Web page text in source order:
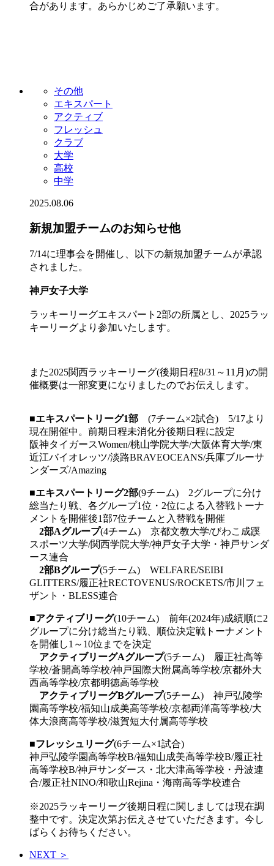
合があります。あらかじめご了承願います。
その他
エキスパート
アクティブ
フレッシュ
クラブ
大学
高校
中学
2025.08.06
新規加盟チームのお知らせ他
7/14に理事会を開催し、以下の新規加盟チームが承認
されました。
神戸女子大学
ラッキーリーグエキスパート2部の所属とし、2025ラッ
キーリーグより参加いたします。
また2025関西ラッキーリーグ(後期日程8/31～11月)の開
催概要は一部変更になりましたのでお伝えします。
■エキスパートリーグ1部 (7チーム×2試合) 5/17より
現在開催中。前期日程未消化分後期日程に設定
阪神タイガースWomen/桃山学院大学/大阪体育大学/東
近江バイオレッツ/淡路BRAVEOCEANS/兵庫ブルーサ
ンダーズ/Amazing
■エキスパートリーグ2部(9チーム) 2グループに分け
総当たり戦、各グループ1位・2位による入替戦トーナ
メントを開催後1部7位チームと入替戦を開催
2部Aグループ(4チーム) 京都文教大学/びわこ成蹊
スポーツ大学/関西学院大学/神戸女子大学・神戸サンダ
ース連合
2部Bグループ(5チーム) WELFARE/SEIBI
GLITTERS/履正社RECTOVENUS/ROCKETS/市川フェ
ザント・BLESS連合
■アクティブリーグ(10チーム) 前年(2024年)成績順に2
グループに分け総当たり戦、順位決定戦トーナメント
を開催し1～10位までを決定
アクティブリーグAグループ(5チーム) 履正社高等
学校/蒼開高等学校/神戸国際大附属高等学校/京都外大
西高等学校/京都明徳高等学校
アクティブリーグBグループ(5チーム) 神戸弘陵学
園高等学校/福知山成美高等学校/京都両洋高等学校/大
体大浪商高等学校/滋賀短大付属高等学校
■フレッシュリーグ(6チーム×1試合)
神戸弘陵学園高等学校B/福知山成美高等学校B/履正社
高等学校B/神戸サンダース・北大津高等学校・丹波連
合/履正社NINO/和歌山Rejina・海南高等学校連合
※2025ラッキーリーグ後期日程に関しましては現在調
整中です。決定次第お伝えさせていただきます。今し
ばらくお待ちください。
NEXT ＞